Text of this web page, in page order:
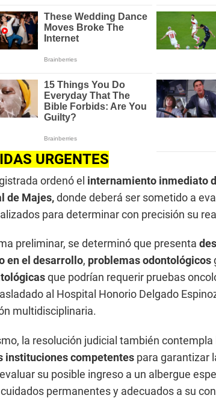
URGENTES
ordenó el internamiento inmediato
de Majes,donde deberá ser sometido a
para determinar con precisión su
preliminar, se determinó que presenta
en el desarrollo, problemas odontológicos
que podrían requerir pruebas
al Hospital Honorio Delgado
multidisciplinaria.
la resolución judicial también contempla
instituciones competentes para garantizar
su posible ingreso a un albergue
permanentes y adecuados a su